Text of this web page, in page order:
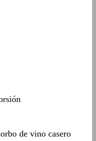
de vino casero